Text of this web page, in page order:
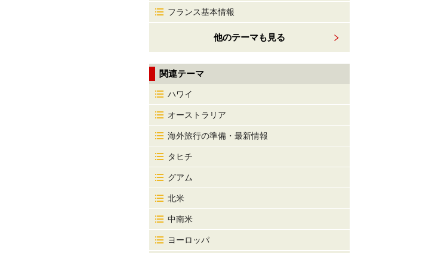
フランス基本情報
他のテーマも見る
関連テーマ
ハワイ
オーストラリア
海外旅行の準備・最新情報
タヒチ
グアム
北米
中南米
ヨーロッパ